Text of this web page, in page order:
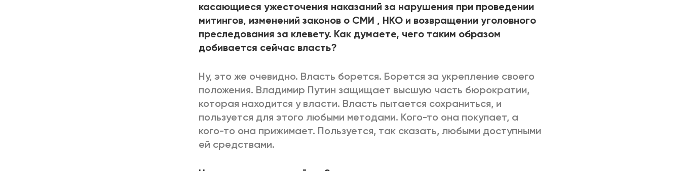
касающиеся ужесточения наказаний за нарушения при проведении
митингов, изменений законов о СМИ , НКО и возвращении уголовного
преследования за клевету. Как думаете, чего таким образом
добивается сейчас власть?
Ну, это же очевидно. Власть борется. Борется за укрепление своего
положения. Владимир Путин защищает высшую часть бюрократии,
которая находится у власти. Власть пытается сохраниться, и
пользуется для этого любыми методами. Кого-то она покупает, а
кого-то она прижимает. Пользуется, так сказать, любыми доступными
ей средствами.